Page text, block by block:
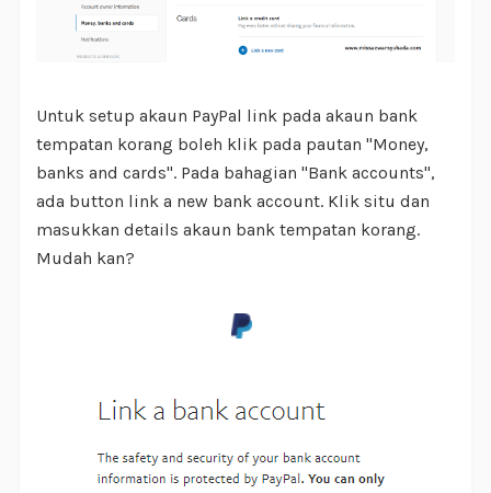
Untuk setup akaun PayPal link pada akaun bank
tempatan korang boleh klik pada pautan "Money,
banks and cards". Pada bahagian "Bank accounts",
ada button link a new bank account. Klik situ dan
masukkan details akaun bank tempatan korang.
Mudah kan?